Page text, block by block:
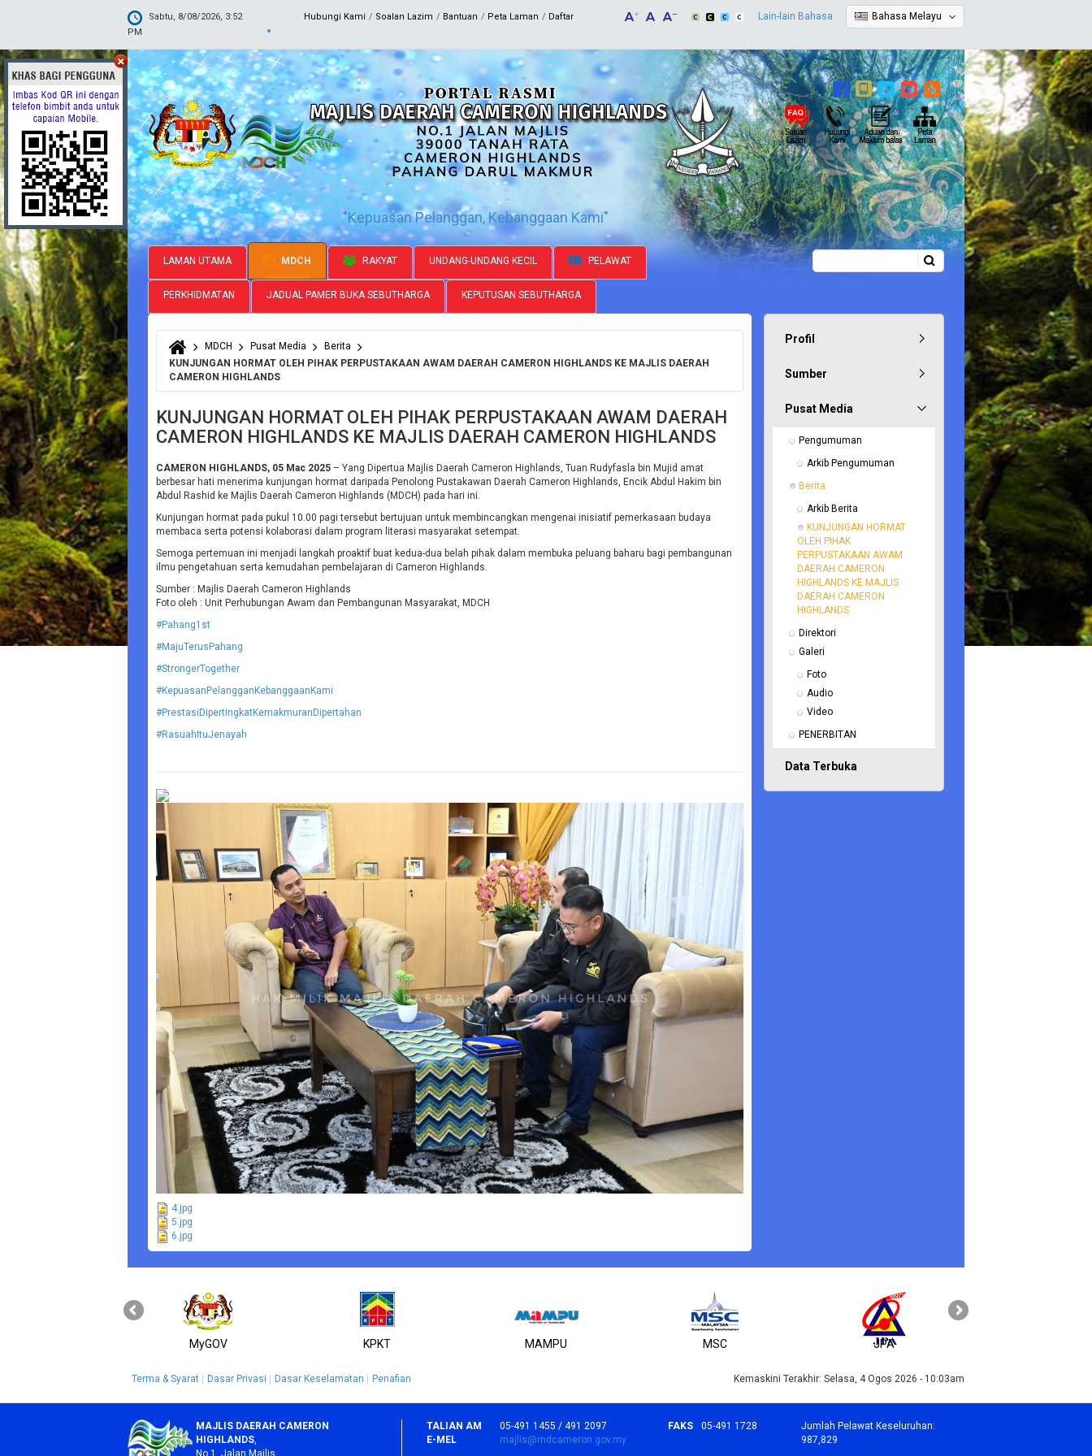
Sabtu, 8/08/2026, 3:52
PM
Hubungi Kami Soalan Lazim Bantuan Peta Laman Daftar Bahasa Melayu
Lain-lain Bahasa
"Kepuasan Pelanggan, Kebanggaan Kami"
LAMAN UTAMA MDCH RAKYAT UNDANG-UNDANG KECIL PELAWAT
PERKHIDMATAN JADUAL PAMER BUKA SEBUTHARGA KEPUTUSAN SEBUTHARGA
Borang carian
Anda di sini
MDCH Pusat Media
Berita
KUNJUNGAN HORMAT OLEH PIHAK PERPUSTAKAAN AWAM DAERAH CAMERON HIGHLANDS KE MAJLIS DAERAH
CAMERON HIGHLANDS
KUNJUNGAN HORMAT OLEH PIHAK PERPUSTAKAAN AWAM DAERAH
CAMERON HIGHLANDS KE MAJLIS DAERAH CAMERON HIGHLANDS
CAMERON HIGHLANDS, 05 Mac 2025 – Yang Dipertua Majlis Daerah Cameron Highlands, Tuan Rudyfasla bin Mujid amat
berbesar hati menerima kunjungan hormat daripada Penolong Pustakawan Daerah Cameron Highlands, Encik Abdul Hakim bin
Abdul Rashid ke Majlis Daerah Cameron Highlands (MDCH) pada hari ini.
Kunjungan hormat pada pukul 10.00 pagi tersebut bertujuan untuk membincangkan mengenai inisiatif pemerkasaan budaya
membaca serta potensi kolaborasi dalam program literasi masyarakat setempat.
Semoga pertemuan ini menjadi langkah proaktif buat kedua-dua belah pihak dalam membuka peluang baharu bagi pembangunan
ilmu pengetahuan serta kemudahan pembelajaran di Cameron Highlands.
Sumber : Majlis Daerah Cameron Highlands
Foto oleh : Unit Perhubungan Awam dan Pembangunan Masyarakat, MDCH
#Pahang1st
#MajuTerusPahang
#StrongerTogether
#KepuasanPelangganKebanggaanKami
#PrestasiDipertingkatKemakmuranDipertahan
#RasuahItuJenayah
4.jpg
5.jpg
6.jpg
Profil
Sumber
Pusat Media
Pengumuman
Arkib Pengumuman
Berita
Arkib Berita
KUNJUNGAN HORMAT
OLEH PIHAK
PERPUSTAKAAN AWAM
DAERAH CAMERON
HIGHLANDS KE MAJLIS
DAERAH CAMERON
HIGHLANDS
Direktori
Galeri
Foto
Audio
Video
PENERBITAN
Data Terbuka
MyGOV KPKT MAMPU MSC JPA
Terma & Syarat Dasar Privasi Dasar Keselamatan Penafian Kemaskini Terakhir: Selasa, 4 Ogos 2026 - 10:03am
MAJLIS DAERAH CAMERON
HIGHLANDS
No.1, Jalan Majlis
TALIAN AM 05-491 1455 / 491 2097 FAKS
05-491 1728
E-MEL
majlis@mdcameron.gov.my
Jumlah Pelawat Keseluruhan:
987,829